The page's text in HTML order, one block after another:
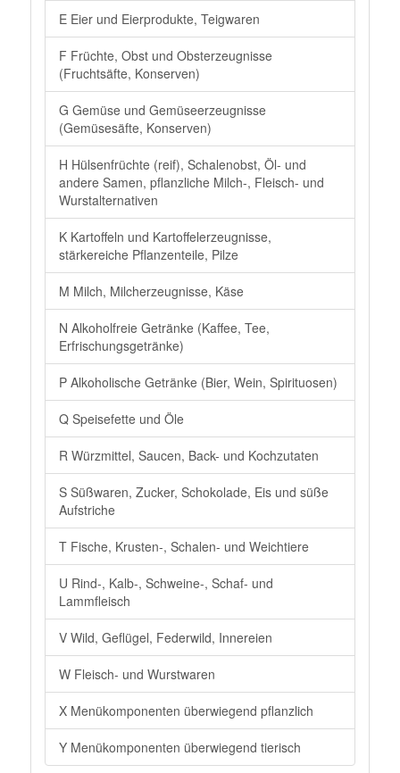
E Eier und Eierprodukte, Teigwaren
F Früchte, Obst und Obsterzeugnisse
(Fruchtsäfte, Konserven)
G Gemüse und Gemüseerzeugnisse
(Gemüsesäfte, Konserven)
H Hülsenfrüchte (reif), Schalenobst, Öl- und
andere Samen, pflanzliche Milch-, Fleisch- und
Wurstalternativen
K Kartoffeln und Kartoffelerzeugnisse,
stärkereiche Pflanzenteile, Pilze
M Milch, Milcherzeugnisse, Käse
N Alkoholfreie Getränke (Kaffee, Tee,
Erfrischungsgetränke)
P Alkoholische Getränke (Bier, Wein, Spirituosen)
Q Speisefette und Öle
R Würzmittel, Saucen, Back- und Kochzutaten
S Süßwaren, Zucker, Schokolade, Eis und süße
Aufstriche
T Fische, Krusten-, Schalen- und Weichtiere
U Rind-, Kalb-, Schweine-, Schaf- und
Lammfleisch
V Wild, Geflügel, Federwild, Innereien
W Fleisch- und Wurstwaren
X Menükomponenten überwiegend pflanzlich
Y Menükomponenten überwiegend tierisch